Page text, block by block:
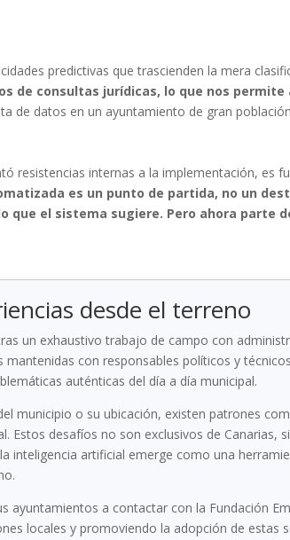
predictivas que trascienden la mera
de consultas jurídicas, lo que nos
de datos en un ayuntamiento de gran
resistencias internas a la implementación, es
es un punto de partida, no un
el sistema sugiere. Pero ahora parte
desde el terreno
un exhaustivo trabajo de campo con
con responsables políticos y
auténticas del día a día municipal.
municipio o su ubicación, existen patrones
Estos desafíos no son exclusivos de Canarias,
inteligencia artificial emerge como una
a contactar con la Fundación
locales y promoviendo la adopción de estas